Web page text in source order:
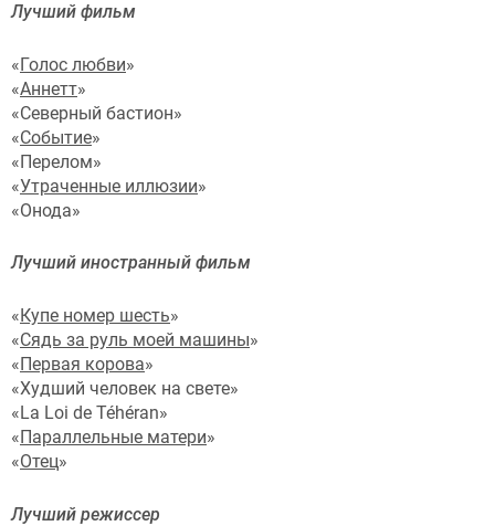
Лучший фильм
«Голос любви»
«Аннетт»
«Северный бастион»
«Событие»
«Перелом»
«Утраченные иллюзии»
«Онода»
Лучший иностранный фильм
«Купе номер шесть»
«Сядь за руль моей машины»
«Первая корова»
«Худший человек на свете»
«La Loi de Téhéran»
«Параллельные матери»
«Отец»
Лучший режиссер